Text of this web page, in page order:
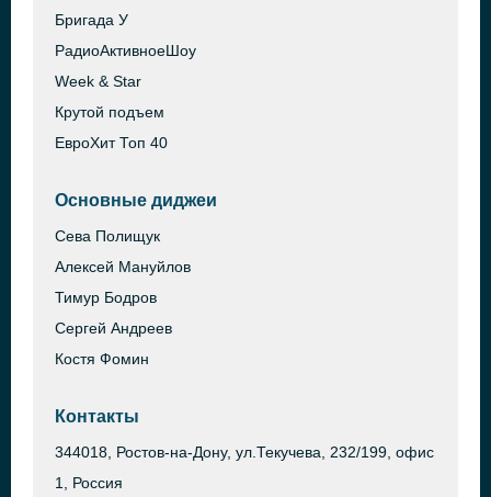
Бригада У
РадиоАктивноеШоу
Week & Star
Крутой подъем
ЕвроХит Топ 40
Основные диджеи
Сева Полищук
Алексей Мануйлов
Тимур Бодров
Сергей Андреев
Костя Фомин
Контакты
344018, Ростов-на-Дону, ул.Текучева, 232/199, офис
1, Россия